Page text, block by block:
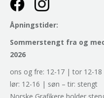
Åpningstider:
Sommerstengt fra og
2026
ons og fre: 12-17 | tor 12-18
lør: 12-16 | søn – tir: stengt